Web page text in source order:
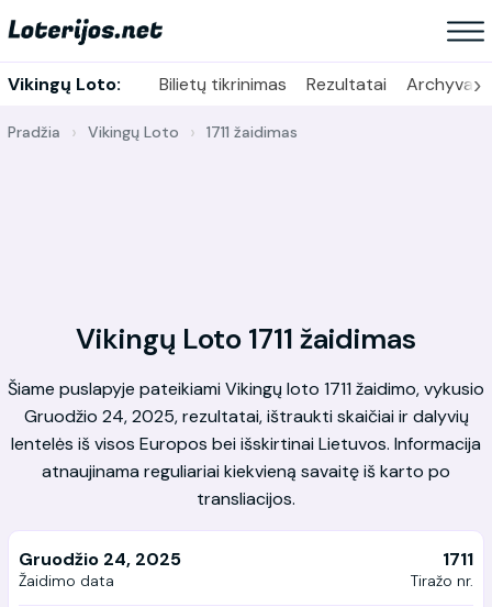
Vikingų Loto: Bilietų tikrinimas Rezultatai Archyvas
›
Pradžia Vikingų Loto 1711 žaidimas
Vikingų Loto 1711 žaidimas
Šiame puslapyje pateikiami Vikingų loto 1711 žaidimo, vykusio
Gruodžio 24, 2025, rezultatai, ištraukti skaičiai ir dalyvių
lentelės iš visos Europos bei išskirtinai Lietuvos. Informacija
atnaujinama reguliariai kiekvieną savaitę iš karto po
transliacijos.
Gruodžio 24, 2025
Žaidimo data
1711
Tiražo nr.